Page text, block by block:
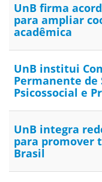
UnB firma
para ampliar
acadêmica
UnB institui
Permanente de
Psicossocial e
UnB integra
para promover
Brasil